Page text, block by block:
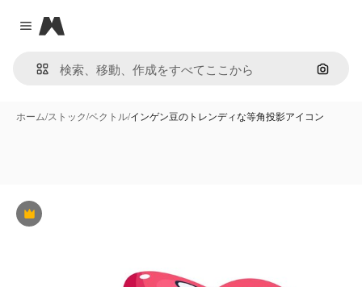
Close menu
Magnific
画像で
ホーム/ストック/ベクトル/インゲン豆のトレンディな等角投影アイコン
Premium